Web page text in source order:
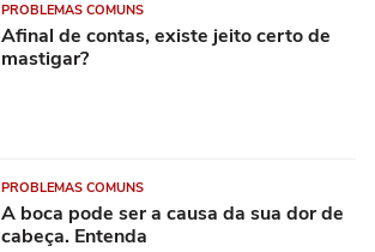
PROBLEMAS COMUNS
Afinal de contas, existe jeito certo de
mastigar?
PROBLEMAS COMUNS
A boca pode ser a causa da sua dor de
cabeça. Entenda